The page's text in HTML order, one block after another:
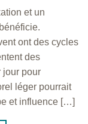
et un
ont des cycles
des
jour pour
léger pourrait
et influence […]